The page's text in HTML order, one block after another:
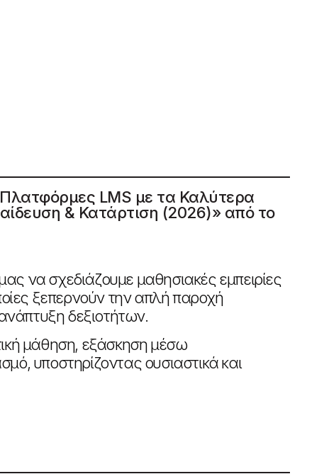
LMS με τα Καλύτερα
& Κατάρτιση (2026)» από το
να σχεδιάζουμε μαθησιακές εμπειρίες
ξεπερνούν την απλή παροχή
δεξιοτήτων.
μάθηση, εξάσκηση μέσω
υποστηρίζοντας ουσιαστικά και